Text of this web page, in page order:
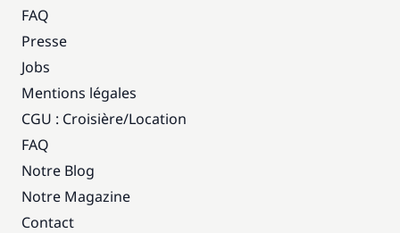
FAQ
Presse
Jobs
Mentions légales
CGU : Croisière/Location
FAQ
Notre Blog
Notre Magazine
Contact